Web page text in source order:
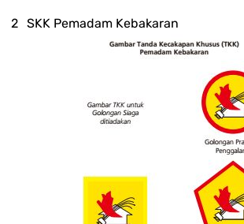
SKK Pemadam Kebakaran